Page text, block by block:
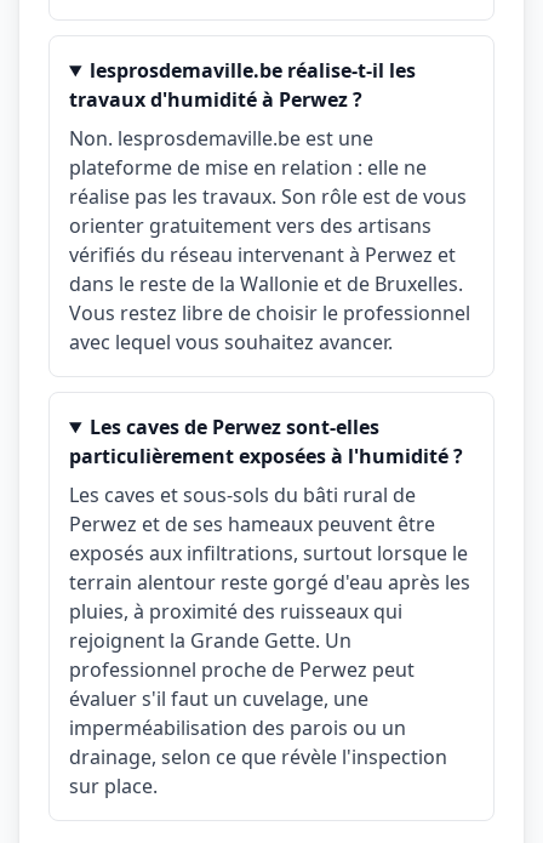
lesprosdemaville.be réalise-t-il les
travaux d'humidité à Perwez ?
Non. lesprosdemaville.be est une
plateforme de mise en relation : elle ne
réalise pas les travaux. Son rôle est de vous
orienter gratuitement vers des artisans
vérifiés du réseau intervenant à Perwez et
dans le reste de la Wallonie et de Bruxelles.
Vous restez libre de choisir le professionnel
avec lequel vous souhaitez avancer.
Les caves de Perwez sont-elles
particulièrement exposées à l'humidité ?
Les caves et sous-sols du bâti rural de
Perwez et de ses hameaux peuvent être
exposés aux infiltrations, surtout lorsque le
terrain alentour reste gorgé d'eau après les
pluies, à proximité des ruisseaux qui
rejoignent la Grande Gette. Un
professionnel proche de Perwez peut
évaluer s'il faut un cuvelage, une
imperméabilisation des parois ou un
drainage, selon ce que révèle l'inspection
sur place.